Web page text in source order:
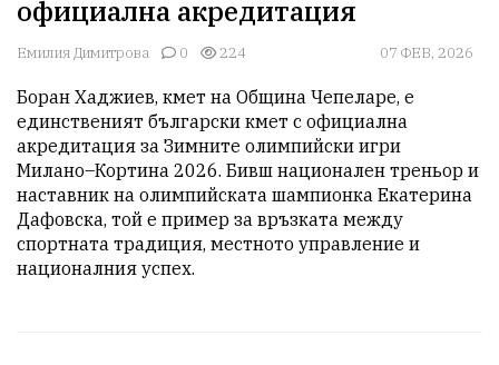
официална акредитация
Емилия Димитрова 0 224 07 ФЕВ, 2026
Боран Хаджиев, кмет на Община Чепеларе, е
единственият български кмет с официална
акредитация за Зимните олимпийски игри
Милано–Кортина 2026. Бивш национален треньор и
наставник на олимпийската шампионка Екатерина
Дафовска, той е пример за връзката между
спортната традиция, местното управление и
националния успех.